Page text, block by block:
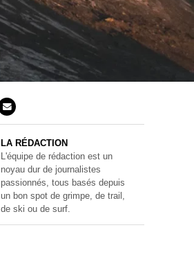
LA RÉDACTION
L'équipe de rédaction est un
noyau dur de journalistes
passionnés, tous basés depuis
un bon spot de grimpe, de trail,
de ski ou de surf.